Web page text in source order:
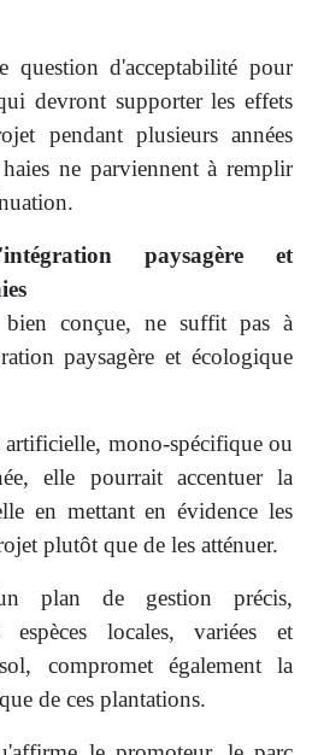
question d'acceptabilité pour
devront supporter les effets
pendant plusieurs années
ne parviennent à remplir
paysagère et
conçue, ne suffit pas à
paysagère et écologique
artificielle, mono-spécifique ou
elle pourrait accentuer la
en mettant en évidence les
plutôt que de les atténuer.
plan de gestion précis,
espèces locales, variées et
compromet également la
de ces plantations.